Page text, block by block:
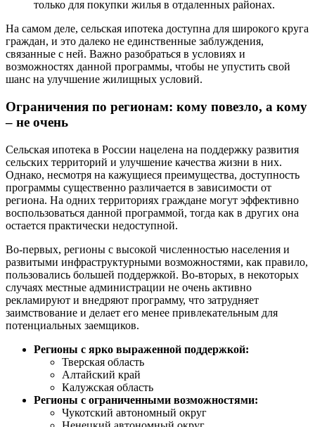
только для покупки жилья в отдаленных районах.
На самом деле, сельская ипотека доступна для широкого круга
граждан, и это далеко не единственные заблуждения,
связанные с ней. Важно разобраться в условиях и
возможностях данной программы, чтобы не упустить свой
шанс на улучшение жилищных условий.
Ограничения по регионам: кому повезло, а кому
– не очень
Сельская ипотека в России нацелена на поддержку развития
сельских территорий и улучшение качества жизни в них.
Однако, несмотря на кажущиеся преимущества, доступность
программы существенно различается в зависимости от
региона. На одних территориях граждане могут эффективно
воспользоваться данной программой, тогда как в других она
остается практически недоступной.
Во-первых, регионы с высокой численностью населения и
развитыми инфраструктурными возможностями, как правило,
пользовались большей поддержкой. Во-вторых, в некоторых
случаях местные администрации не очень активно
рекламируют и внедряют программу, что затрудняет
заимствование и делает его менее привлекательным для
потенциальных заемщиков.
Регионы с ярко выраженной поддержкой:
Тверская область
Алтайский край
Калужская область
Регионы с ограниченными возможностями:
Чукотский автономный округ